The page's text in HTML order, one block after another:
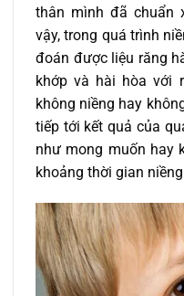
thân mình đã chuẩn
vậy, trong quá trình
đoán được liệu răng
khớp và hài hòa với
không niềng hay
tiếp tới kết quả của
như mong muốn hay
khoảng thời gian